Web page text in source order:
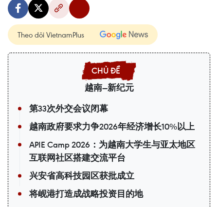
Theo dõi VietnamPlus
越南—新纪元
第33次外交会议闭幕
越南政府要求力争2026年经济增长10%以上
APIE Camp 2026：为越南大学生与亚太地区
互联网社区搭建交流平台
兴安省高科技园区获批成立
将岘港打造成战略投资目的地